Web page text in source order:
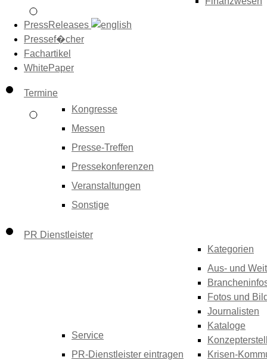
PressReleases
Pressef�cher
Fachartikel
WhitePaper
Termine
Kongresse
Messen
Presse-Treffen
Pressekonferenzen
Veranstaltungen
Sonstige
PR Dienstleister
Service
PR-Dienstleister eintragen
Kategorien
Aus- und
Fotos und
Journalisten
Kataloge
Krisen-